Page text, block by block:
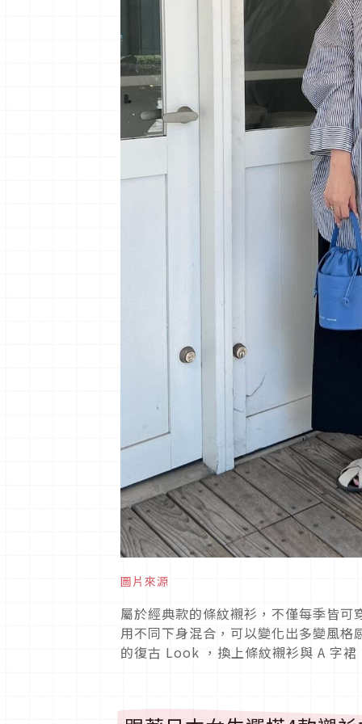
圖片來源
屬於經典款的條紋襯衫，不僅每季皆
用不同下身混合，可以變化出多變風
的復古 Look ，換上條紋襯衫與 A 字裙